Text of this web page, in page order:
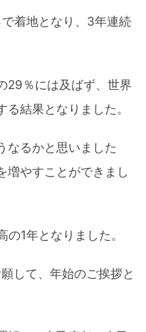
着地となり、3年連続
29％には及ばず、世界
結果となりました。
なるかと思いました
増やすことができまし
1年となりました。
して、年始のご挨拶と